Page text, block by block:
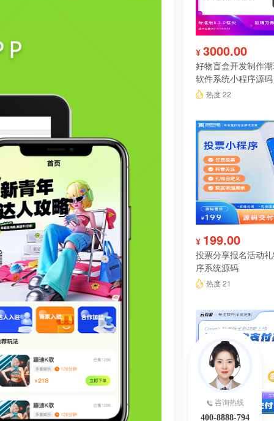
¥ 3000.00
好物盲盒开发制作
软件系统小程序源码
热度 22
¥ 199.00
投票分享报名活动
序系统源码
热度 21
咨询热线
400-8888-794